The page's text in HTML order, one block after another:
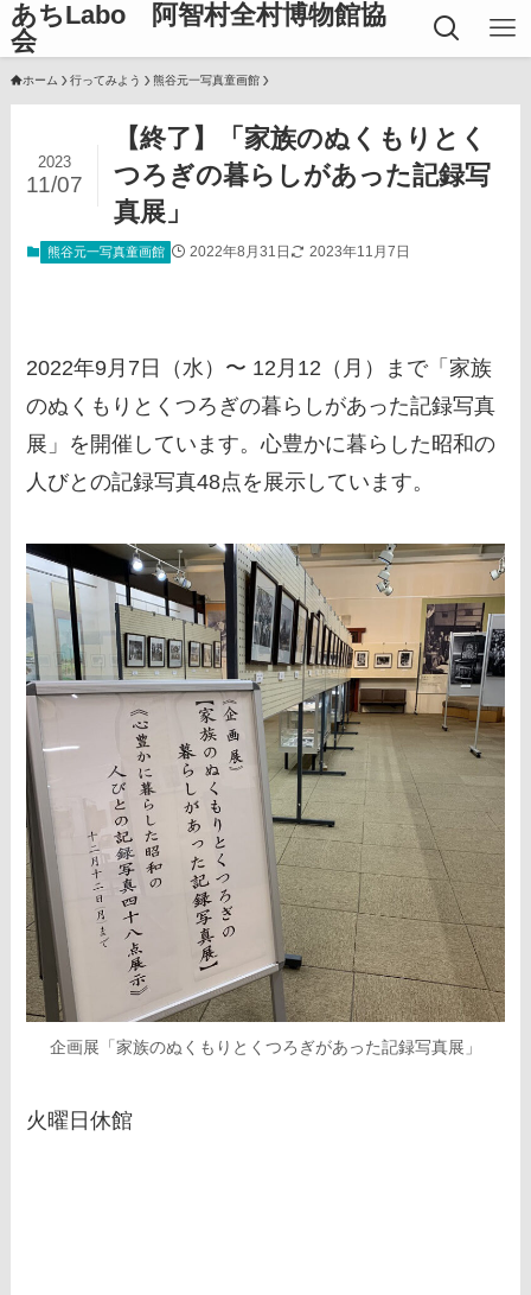
あちLabo 阿智村全村博物館協
会
ホーム 行ってみよう 熊谷元一写真童画館
【終了】「家族のぬくもりとく
つろぎの暮らしがあった記録写
真展」
2023
11/07
熊谷元一写真童画館 2022年8月31日 2023年11月7日
2022年9月7日（水）〜 12月12（月）まで「家族
のぬくもりとくつろぎの暮らしがあった記録写真
展」を開催しています。心豊かに暮らした昭和の
人びとの記録写真48点を展示しています。
企画展「家族のぬくもりとくつろぎがあった記録写真展」
火曜日休館